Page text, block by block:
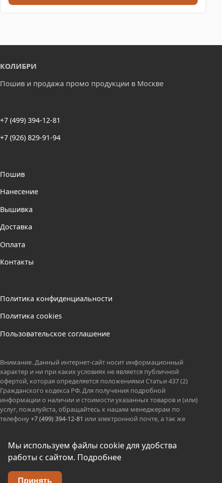
КОЛИБРИ
Пошив и продажа промо продукции в Москве
+7 (499) 394-12-81
+7 (926) 829-91-94
Пошив
Нанесение
Вышивка
Доставка
Оплата
Контакты
Политика конфиденциальности
Политика cookies
Пользовательское соглашение
Внимание. Данный интернет-сайт носит информационный
характер и ни при каких условиях не является публичной
офертой, которая определяется положениями Статьи 437 (2)
Гражданского кодекса РФ. Для получения подробной
информации о наличии и стоимости указанных товаров и (или)
услуг, пожалуйста, обращайтесь к нашим менеджерам по
телефону+7 (499) 394-12-81 или электронной почте, а так же
ООО КОЛИБРИ оставляет за собой право без предварительных
уведомлений менять технические параметры и потребительские
характеристики представленных товаров.
© 2026 kolibri-gifts.ru
Мы используем файлы cookie для удобства
работы с сайтом. Подробнее
Принять